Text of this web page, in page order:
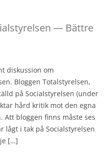
— Bättre
diskussion om
Bloggen Totalstyrelsen,
på Socialstyrelsen (under
hård kritik mot den egna
Att bloggen finns måste ses
lågt i tak på Socialstyrelsen
[…]